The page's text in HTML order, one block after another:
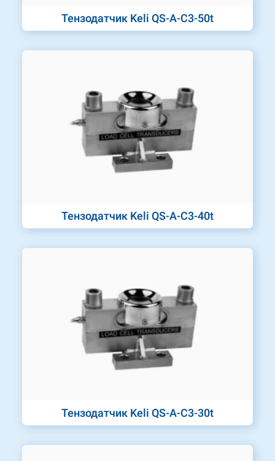
Тензодатчик Keli QS-A-C3-50t
Тензодатчик Keli QS-A-C3-40t
Тензодатчик Keli QS-A-C3-30t